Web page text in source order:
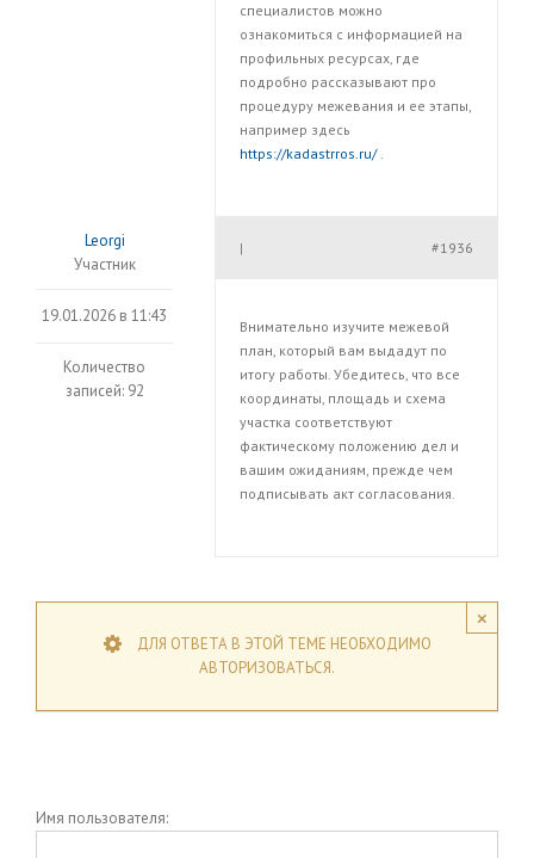
специалистов можно
ознакомиться с информацией на
профильных ресурсах, где
подробно рассказывают про
процедуру межевания и ее этапы,
например здесь
https://kadastrros.ru/.
Leorgi
Участник
19.01.2026 в 11:43
Количество
записей: 92
#1936
|
Внимательно изучите межевой
план, который вам выдадут по
итогу работы. Убедитесь, что все
координаты, площадь и схема
участка соответствуют
фактическому положению дел и
вашим ожиданиям, прежде чем
подписывать акт согласования.
×
ДЛЯ ОТВЕТА В ЭТОЙ ТЕМЕ НЕОБХОДИМО
АВТОРИЗОВАТЬСЯ.
Имя пользователя: